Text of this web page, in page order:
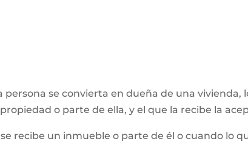
persona se convierta en dueña de una
o parte de ella, y el que la recibe la
recibe un inmueble o parte de él o cuando lo